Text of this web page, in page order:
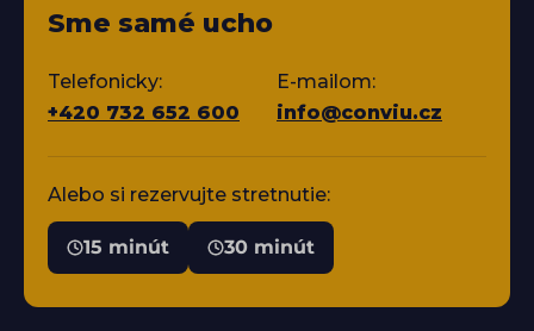
Sme samé ucho
Telefonicky:
+420 732 652 600
E-mailom:
info@conviu.cz
Alebo si rezervujte stretnutie:
15 minút 30 minút